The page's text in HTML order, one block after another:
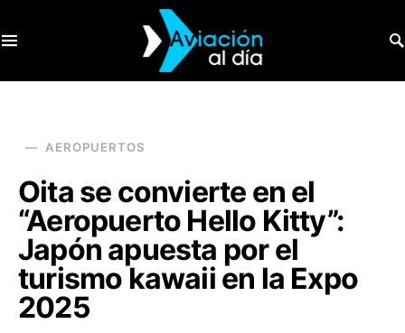
AEROPUERTOS
Oita se convierte en el
“Aeropuerto Hello Kitty”:
Japón apuesta por el
turismo kawaii en la Expo
2025